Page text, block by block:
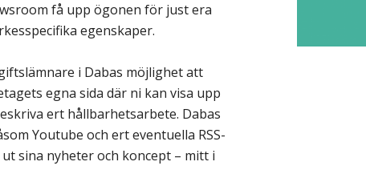
få upp ögonen för just era
egenskaper.
i Dabas möjlighet att
egna sida där ni kan visa upp
ert hållbarhetsarbete. Dabas
Youtube och ert eventuella RSS-
sina nyheter och koncept – mitt i